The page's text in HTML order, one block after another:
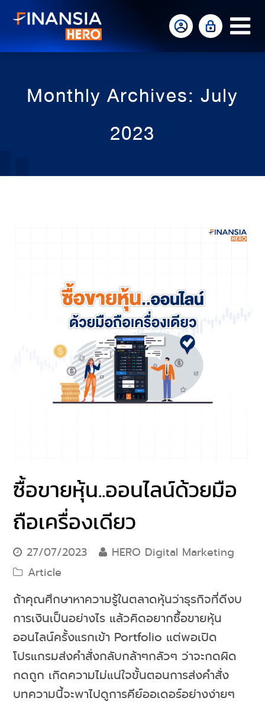
Monthly Archives: July
2023
ซื้อขายหุ้น..ออนไลน์ด้วยมือ
ถือเครื่องเดียว
27/07/2023
HERO Digital Marketing
Article
ถ้าคุณศึกษาหาความรู้ในตลาดหุ้นว่าธุรกิจที่ดีงบ
การเงินเป็นอย่างไร แล้วคิดอยากซื้อขายหุ้น
ออนไลน์ครั้งแรกเข้า Portfolio แต่พอเปิด
โปรแกรมส่งคำสั่งกลับกล้าๆกลัวๆ ว่าจะกดผิด
กดถูก เกิดความไม่แน่ใจขั้นตอนการส่งคำสั่ง
บทความนี้จะพาไปดูการคีย์ออเดอร์อย่างง่ายๆ